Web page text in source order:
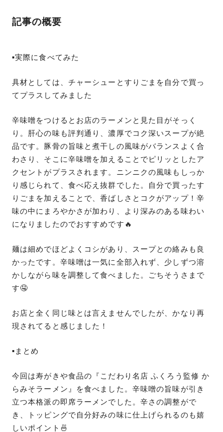
記事の概要
▪️実際に食べてみた
具材としては、チャーシューとすりごまを自分で買っ
てプラスしてみました
辛味噌をつけるとお店のラーメンと見た目がそっく
り。肝心の味も評判通り、濃厚でコク深いスープが絶
品です。豚骨の旨味と煮干しの風味がバランスよく合
わさり、そこに辛味噌を加えることでピリッとしたア
クセントがプラスされます。ニンニクの風味もしっか
り感じられて、食べ応え抜群でした。自分で買ったす
りごまを加えることで、香ばしさとコクがアップ！辛
味の中にまろやかさが加わり、より深みのある味わい
になりましたのでおすすめです🔥
麺は細めでほどよくコシがあり、スープとの絡みも良
かったです。辛味噌は一気に全部入れず、少しずつ溶
かしながら味を調整して食べました。ごちそうさまで
す🤤
お店と全く同じ味とは言えませんでしたが、かなり再
現されてると感じました！
▪️まとめ
今回は寿がきや食品の『こだわり名店 ふくろう監修 か
らみそラーメン』を食べました。辛味噌の旨味が引き
立つ本格派の即席ラーメンでした。辛さの調整がで
き、トッピングで自分好みの味に仕上げられるのも嬉
しいポイント🍜